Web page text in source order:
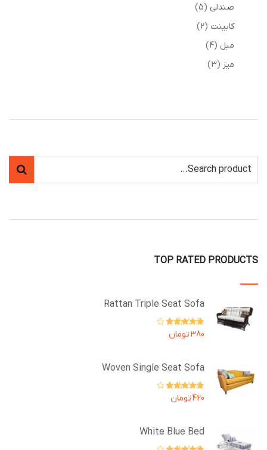
صندلی
5
کابینت 2
مبل 4
میز
3
TOP RATED PRODUCTS
Rattan Triple Seat Sofa
امتیاز5.00 380تومان
Woven Single Seat Sofa
امتیاز4.67 420تومان
White Blue Bed